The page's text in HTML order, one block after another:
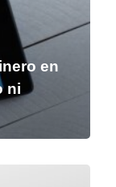
en
ni